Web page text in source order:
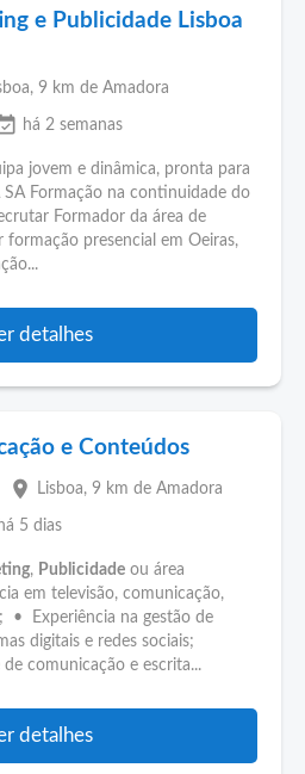
e Publicidade Lisboa
, 9 km de Amadora
há 2 semanas
jovem e dinâmica, pronta para
Formação na continuidade do
Formador da área de
formação presencial em Oeiras,
detalhes
e Conteúdos
place Lisboa, 9 km de Amadora
há 5 dias
, Publicidade ou área
em televisão, comunicação,
; • Experiência na gestão de
digitais e redes sociais;
comunicação e escrita...
detalhes